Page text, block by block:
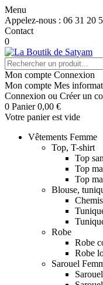
Menu
Appelez-nous : 06 31 20
Contact
0
Mon compte Connexion
Mon compte Mes
Connexion ou Créer un
0 Panier 0,00 €
Votre panier est vide
Vêtements Femme
Top, T-shirt
Top
Top
Top
Blouse,
Robe
Robe
Robe
Sarouel